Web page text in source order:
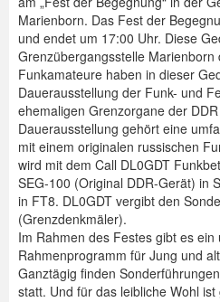
Marienborn. Das Fest der
und endet um 17:00 Uhr. Diese
Grenzübergangsstelle
Funkamateure haben in dieser
Dauerausstellung der Funk- und
ehemaligen Grenzorgane der
Dauerausstellung gehört eine
mit einem originalen russischen
wird mit dem Call DL0GDT
SEG-100 (Original DDR-Gerät) in
in FT8. DL0GDT vergibt den
(Grenzdenkmäler).
Im Rahmen des Festes gibt es ein
Rahmenprogramm für Jung und
Ganztägig finden
statt. Und für das leibliche Wohl ist